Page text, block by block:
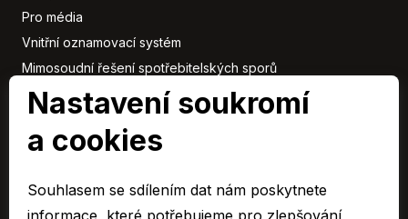
Pro média
Vnitřní oznamovací systém
Mimosoudní řešení spotřebitelských sporů
Sbírka listin
Členové
ARAVER CZ člen skupiny AUTO UH s.r.o.
EURO CAR Zlín člen skupiny AUTO UH s.r.o.
Nastavení soukromí
a cookies
Souhlasem se sdílením dat nám poskytnete
informace, které potřebujeme pro zlepšování,